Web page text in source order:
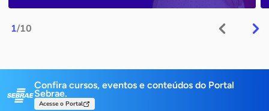
1/10
Confira cursos, eventos e conteúdos do Portal
Sebrae.
Acesse o Portal